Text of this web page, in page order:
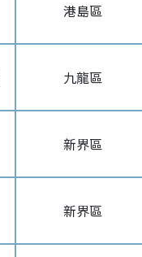
港島區
九龍區
新界區
新界區